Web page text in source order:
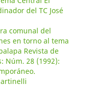
del TC José
comunal del
en torno al tema
Revista de
Núm. 28 (1992):